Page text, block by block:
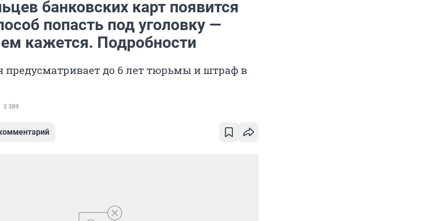
банковских карт появится
попасть под уголовку —
кажется. Подробности
предусматривает до 6 лет тюрьмы и штраф в
3 389